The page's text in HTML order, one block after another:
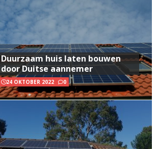
Duurzaam huis laten bouwen
door Duitse aannemer
24 OKTOBER 2022 0